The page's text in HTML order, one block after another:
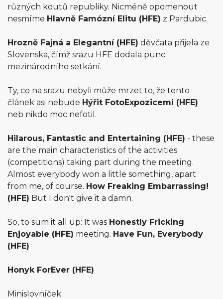
různých koutů republiky. Nicméně opomenout
nesmíme Hlavně Famózní Elitu (HFE) z Pardubic.
Hrozně Fajná a Elegantní (HFE) děvčata přijela ze
Slovenska, čímž srazu HFE dodala punc
mezinárodního setkání.
Ty, co na srazu nebyli může mrzet to, že tento
článek asi nebude Hýřit FotoExpozicemi (HFE)
neb nikdo moc nefotil.
Hilarous, Fantastic and Entertaining (HFE) - these
are the main characteristics of the activities
(competitions) taking part during the meeting.
Almost everybody won a little something, apart
from me, of course. How Freaking Embarrassing!
(HFE) But I don't give it a damn.
So, to sum it all up: It was Honestly Fricking
Enjoyable (HFE) meeting. Have Fun, Everybody
(HFE)
Honyk ForEver (HFE)
Minislovníček: